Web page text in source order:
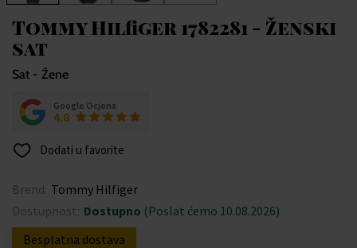
Tommy Hilfiger 1782281 - Ženski
sat
Sat - Žene
Google Ocjena
4.8
Dodati u favorite
Brend: Tommy Hilfiger
Dostupnost: Dostupno (Poslat ćemo 10.08.2026)
Besplatna dostava